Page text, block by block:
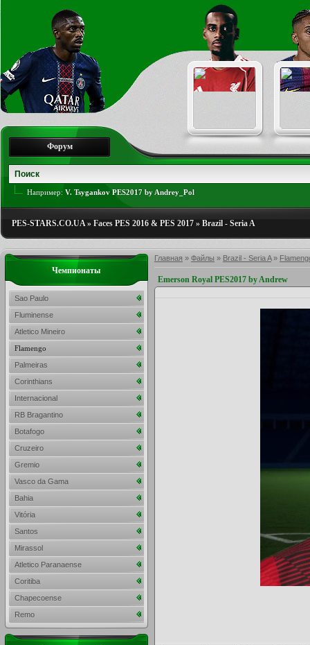
Форум
Например: V. Tsygankov PES2017 by Andrey_Pol
PES-STARS.CO.UA» Faces PES 2016 & PES 2017 » Brazil - Seria A
Главная » Файлы » Brazil - Seria A»
Emerson Royal PES2017 by Andrew
Чемпионаты
Sao Paulo
Fluminense
Atletico Mineiro
Flamengo
Palmeiras
Corinthians
Internacional
RB Bragantino
Botafogo
Cruzeiro
Gremio
Vasco da Gama
Bahia
Vitória
Santos
Mirassol
Atletico Paranaense
Coritiba
Chapecoense
Remo